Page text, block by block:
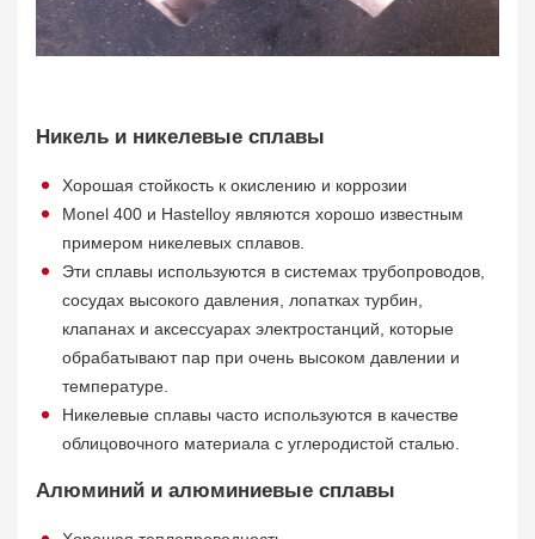
Никель и никелевые сплавы
Хорошая стойкость к окислению и коррозии
Monel 400 и Hastelloy являются хорошо известным
примером никелевых сплавов.
Эти сплавы используются в системах трубопроводов,
сосудах высокого давления, лопатках турбин,
клапанах и аксессуарах электростанций, которые
обрабатывают пар при очень высоком давлении и
температуре.
Никелевые сплавы часто используются в качестве
облицовочного материала с углеродистой сталью.
Алюминий и алюминиевые сплавы